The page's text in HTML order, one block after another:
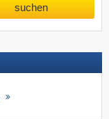
suchen